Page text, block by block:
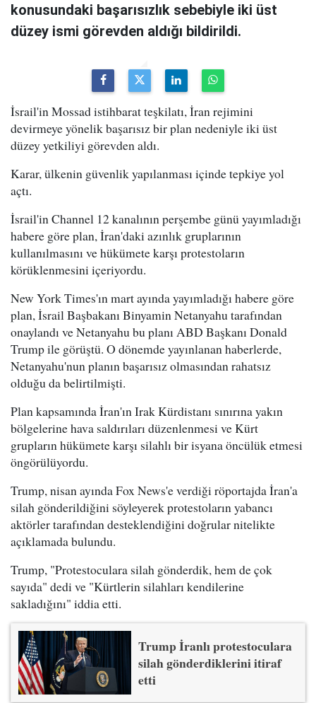
konusundaki başarısızlık sebebiyle iki üst
düzey ismi görevden aldığı bildirildi.
İsrail'in Mossad istihbarat teşkilatı, İran rejimini
devirmeye yönelik başarısız bir plan nedeniyle iki üst
düzey yetkiliyi görevden aldı.
Karar, ülkenin güvenlik yapılanması içinde tepkiye yol
açtı.
İsrail'in Channel 12 kanalının perşembe günü yayımladığı
habere göre plan, İran'daki azınlık gruplarının
kullanılmasını ve hükümete karşı protestoların
körüklenmesini içeriyordu.
New York Times'ın mart ayında yayımladığı habere göre
plan, İsrail Başbakanı Binyamin Netanyahu tarafından
onaylandı ve Netanyahu bu planı ABD Başkanı Donald
Trump ile görüştü. O dönemde yayınlanan haberlerde,
Netanyahu'nun planın başarısız olmasından rahatsız
olduğu da belirtilmişti.
Plan kapsamında İran'ın Irak Kürdistanı sınırına yakın
bölgelerine hava saldırıları düzenlenmesi ve Kürt
grupların hükümete karşı silahlı bir isyana öncülük etmesi
öngörülüyordu.
Trump, nisan ayında Fox News'e verdiği röportajda İran'a
silah gönderildiğini söyleyerek protestoların yabancı
aktörler tarafından desteklendiğini doğrular nitelikte
açıklamada bulundu.
Trump, "Protestoculara silah gönderdik, hem de çok
sayıda" dedi ve "Kürtlerin silahları kendilerine
sakladığını" iddia etti.
Trump İranlı protestoculara
silah gönderdiklerini itiraf
etti